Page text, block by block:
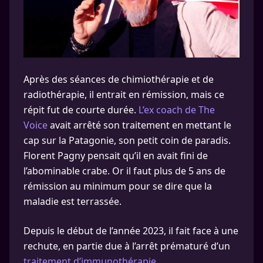
Après des séances de chimiothérapie et de
radiothérapie, il entrait en rémission, mais ce
répit fut de courte durée. L’ex coach de The
Voiceavait arrêté son traitement en mettant le
cap sur la Patagonie, son petit coin de paradis.
Florent Pagny pensait qu’il en avait fini de
l’abominable crabe. Or il faut plus de 5 ans de
rémission au minimum pour se dire que la
maladie est terrassée.
Depuis le début de l’année 2023, il fait face à une
rechute, en partie due à l’arrêt prématuré d’un